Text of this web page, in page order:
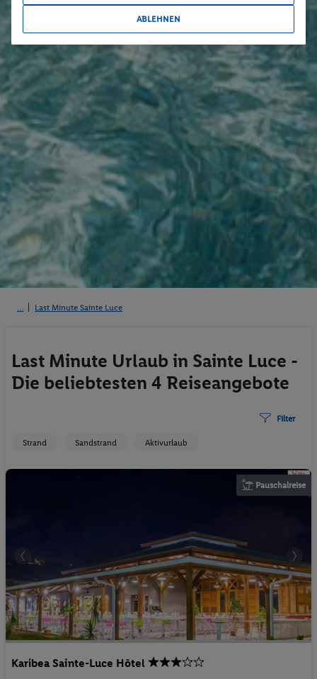
Last Minute Sainte Luce
Last Minute Urlaub in Sainte Luce -
Die beliebtesten 4 Reiseangebote
Filter
Strand Sandstrand Aktivurlaub
Pauschalreise
Karibea Sainte-Luce Hôtel
ABLEHNEN